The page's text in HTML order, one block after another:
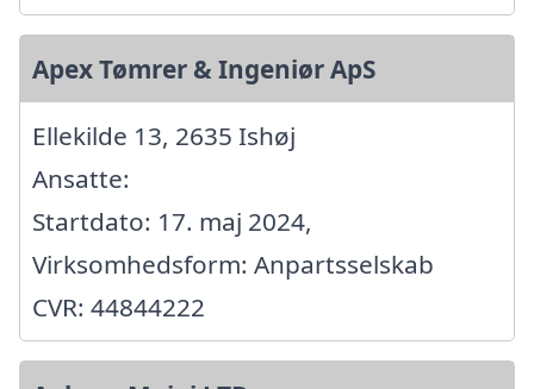
Apex Tømrer & Ingeniør ApS
Ellekilde 13, 2635 Ishøj
Ansatte:
Startdato: 17. maj 2024,
Virksomhedsform: Anpartsselskab
CVR: 44844222